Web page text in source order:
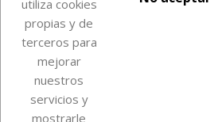
Información de la tienda
utiliza cookies
propias y de
terceros para
mejorar
nuestros
servicios y
mostrarle